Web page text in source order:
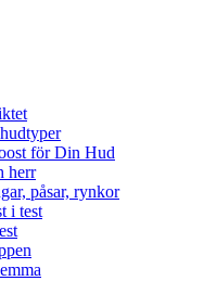
för Din Hud
herr
påsar, rynkor
i test